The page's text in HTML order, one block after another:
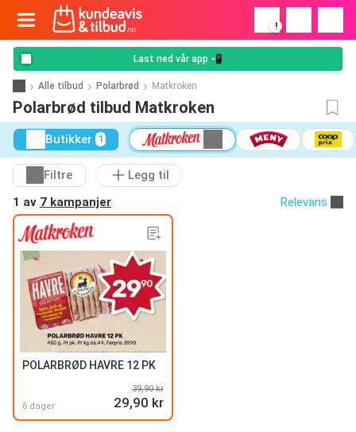
!
Last ned vår app 📲
Alle tilbud Polarbrød Matkroken
Polarbrød tilbud Matkroken
Butikker 1
Filtre
Legg til
1 av 7 kampanjer Relevans
POLARBRØD HAVRE 12 PK
6 dager
39,90 kr
29,90 kr